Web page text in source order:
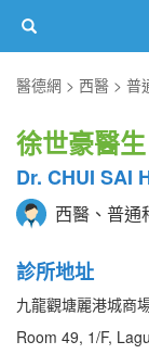
醫德網
西醫 普
徐世豪醫生
Dr. CHUI SAI
西醫、普通
診所地址
九龍觀塘麗港城商
Room 49, 1/F,